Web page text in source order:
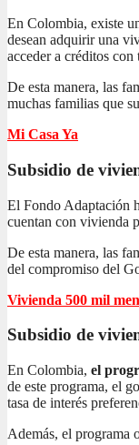
En Colombia, existe
desean adquirir una
acceder a créditos con
De esta manera, las
muchas familias que
Mi Casa Ya
Subsidio de
El Fondo Adaptación
cuentan con vivienda
De esta manera, las
del compromiso del
Vivienda 500 mil
Subsidio de
En Colombia, el
de este programa, el
tasa de interés
Además, el programa